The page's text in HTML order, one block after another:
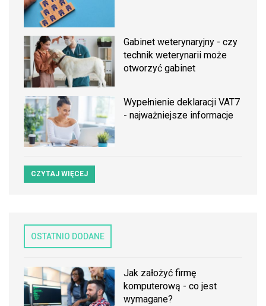
Gabinet weterynaryjny - czy
technik weterynarii może
otworzyć gabinet
Wypełnienie deklaracji VAT7
- najważniejsze informacje
CZYTAJ WIĘCEJ
OSTATNIO DODANE
Jak założyć firmę
komputerową - co jest
wymagane?